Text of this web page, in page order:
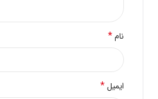
نام*
ایمیل*